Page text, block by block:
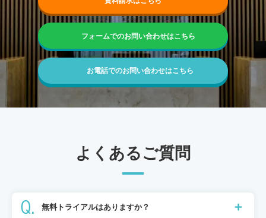
フォームでのお問い合わせはこちら
お電話でのお問い合わせはこちら
よくあるご質問
無料トライアルはありますか？